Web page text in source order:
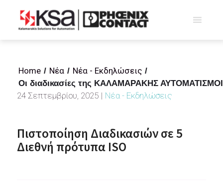
Home / Νέα / Νέα - Εκδηλώσεις /
Οι διαδικασίες της ΚΑΛΑΜΑΡΑΚΗΣ ΑΥΤΟΜΑΤΙΣΜΟΙ
24 Σεπτεμβρίου, 2025 | Νέα - Εκδηλώσεις
Πιστοποίηση Διαδικασιών σε 5
Διεθνή πρότυπα ISO